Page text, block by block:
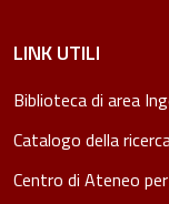
LINK UTILI
Biblioteca di area
Catalogo della
Centro di Ateneo